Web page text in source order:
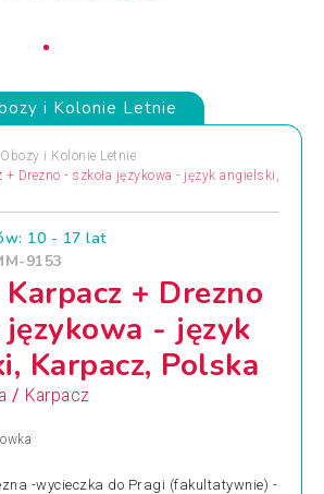
i Kolonie Letnie
Obozy i Kolonie Letnie
+ Drezno - szkoła językowa - język angielski,
10 - 17 lat
9153
+ Drezno
językowa - język
Karpacz, Polska
/ Karpacz
-wycieczka do Pragi (fakultatywnie) -